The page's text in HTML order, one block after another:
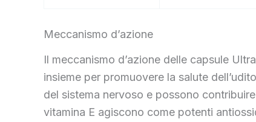
Meccanismo d’azione
Il meccanismo d’azione delle capsule
insieme per promuovere la salute
del sistema nervoso e possono
vitamina E agiscono come potenti